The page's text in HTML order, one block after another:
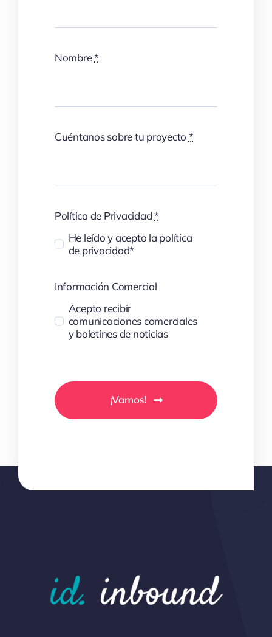
Nombre*
Cuéntanos sobre tu proyecto *
Política de Privacidad*
He leído y acepto la política
de privacidad*
Información Comercial
Acepto recibir
comunicaciones comerciales
y boletines de noticias
¡Vamos!